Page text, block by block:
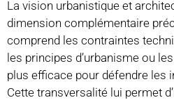
La vision urbanistique et
dimension complémentaire
comprend les contraintes
les principes d’urbanisme ou
plus efficace pour défendre les
Cette transversalité lui permet